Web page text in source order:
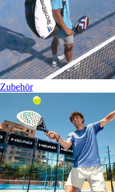
Zubehör